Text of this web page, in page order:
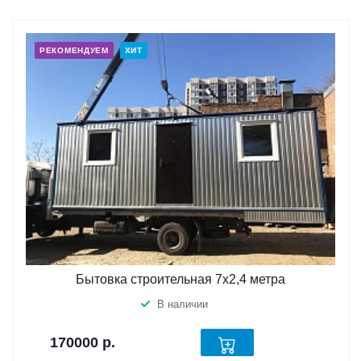
РЕКОМЕНДУЕМ ХИТ
Бытовка строительная 7х2,4 метра
В наличии
170000 р.